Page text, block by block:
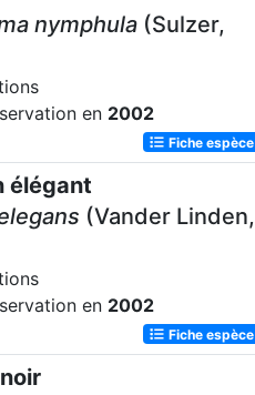
nymphula (Sulzer,
en 2002
Fiche espèce
élégant
(Vander Linden,
en 2002
Fiche espèce